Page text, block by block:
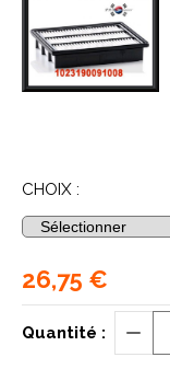
CHOIX :
26,75 €
Quantité :